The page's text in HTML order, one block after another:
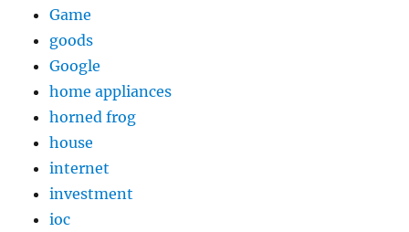
Game
goods
Google
home appliances
horned frog
house
internet
investment
ioc